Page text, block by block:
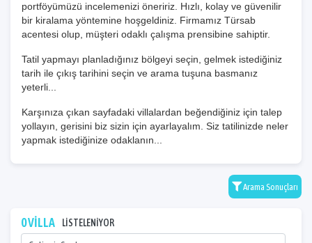
portföyümüzü incelemenizi öneririz. Hızlı, kolay ve güvenilir
bir kiralama yöntemine hoşgeldiniz. Firmamız Türsab
acentesi olup, müşteri odaklı çalışma prensibine sahiptir.
Tatil yapmayı planladığınız bölgeyi seçin, gelmek istediğiniz
tarih ile çıkış tarihini seçin ve arama tuşuna basmanız
yeterli...
Karşınıza çıkan sayfadaki villalardan beğendiğiniz için talep
yollayın, gerisini biz sizin için ayarlayalım. Siz tatilinizde neler
yapmak istediğinize odaklanın...
Arama Sonuçları
0 VİLLA LİSTELENİYOR